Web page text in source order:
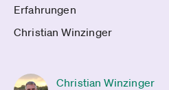
Erfahrungen
Christian Winzinger
Christian Winzinger